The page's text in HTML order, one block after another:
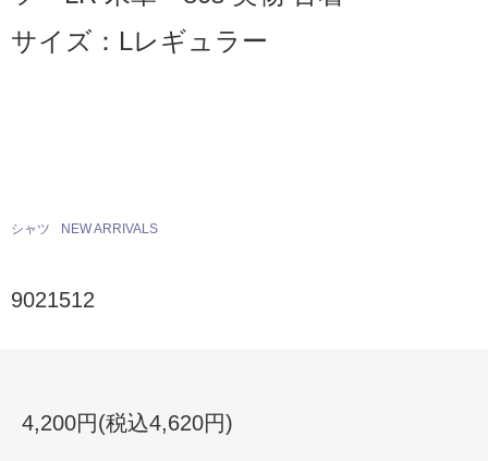
サイズ：Lレギュラー
シャツ NEW ARRIVALS
9021512
4,200円(税込4,620円)